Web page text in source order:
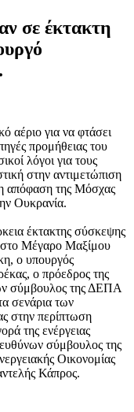
σε έκτακτη
αέριο για να φτάσει
προμήθειας του
λόγοι για τους
στην αντιμετώπιση
απόφαση της Μόσχας
Ουκρανία.
έκτακτης σύσκεψης
στο Μέγαρο Μαξίμου
ο υπουργός
ο πρόεδρος της
σύμβουλος της ΔΕΠΑ
σενάρια των
στην περίπτωση
της ενέργειας
σύμβουλος της
Οικονομίας
Κάπρος.